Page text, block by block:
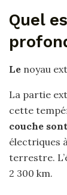
Quel
Le noyau
La partie
cette
couche sont
électriques
terrestre.
2 300 km.